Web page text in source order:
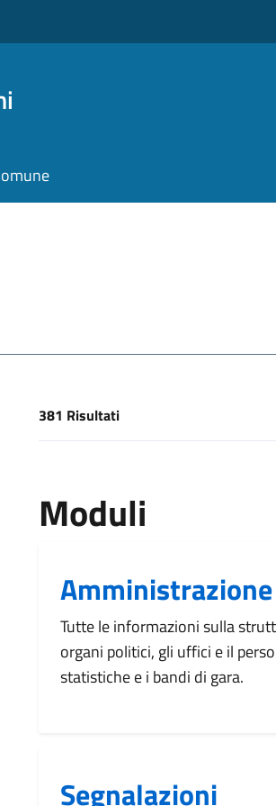
[results]
381 Risultati
Moduli
Amministrazione
Tutte le informazioni sulla
organi politici, gli uffici e il
statistiche e i bandi di gara.
Segnalazioni